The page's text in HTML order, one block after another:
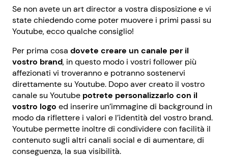
Se non avete un art director a vostra disposizione e vi
state chiedendo come poter muovere i primi passi su
Youtube, ecco qualche consiglio!
Per prima cosa dovete creare un canale per il
vostro brand, in questo modo i vostri follower più
affezionati vi troveranno e potranno sostenervi
direttamente su Youtube. Dopo aver creato il vostro
canale su Youtube potrete personalizzarlo con il
vostro logo ed inserire un’immagine di background in
modo da riflettere i valori e l’identità del vostro brand.
Youtube permette inoltre di condividere con facilità il
contenuto sugli altri canali social e di aumentare, di
conseguenza, la sua visibilità.